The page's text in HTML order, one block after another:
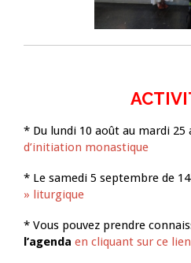
* Du lundi 10 août au mardi 25
d’initiation monastique
* Le samedi 5 septembre de
» liturgique
* Vous pouvez prendre
l’agenda en cliquant sur ce lien